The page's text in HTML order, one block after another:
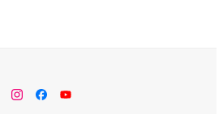
instagram
facebookYouTube